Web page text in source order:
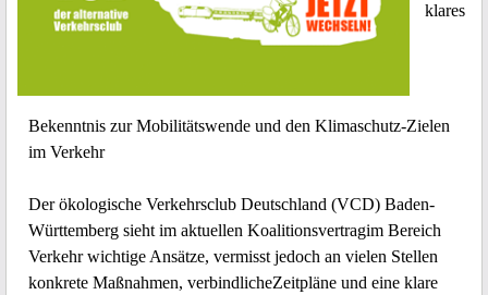
klares
Bekenntnis zur Mobilitätswende und den Klimaschutz-Zielen
im Verkehr
Der ökologische Verkehrsclub Deutschland (VCD) Baden-
Württemberg sieht im aktuellen Koalitionsvertragim Bereich
Verkehr wichtige Ansätze, vermisst jedoch an vielen Stellen
konkrete Maßnahmen, verbindlicheZeitpläne und eine klare